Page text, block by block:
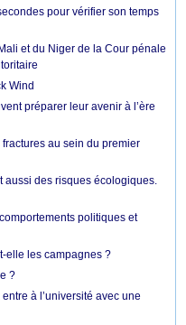
pour vérifier son temps
et du Niger de la Cour pénale
Wind
préparer leur avenir à l’ère
au sein du premier
aussi des risques écologiques.
politiques et
elle les campagnes ?
?
à l’université avec une